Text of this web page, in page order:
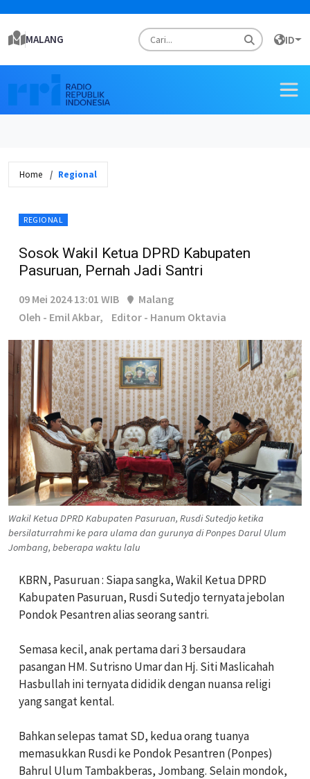
MALANG ID
Home Regional
REGIONAL
Sosok Wakil Ketua DPRD Kabupaten
Pasuruan, Pernah Jadi Santri
09 Mei 2024 13:01 WIB
Malang
Oleh - Emil Akbar,
Editor - Hanum Oktavia
Wakil Ketua DPRD Kabupaten Pasuruan, Rusdi Sutedjo ketika
bersilaturrahmi ke para ulama dan gurunya di Ponpes Darul Ulum
Jombang, beberapa waktu lalu
KBRN, Pasuruan : Siapa sangka, Wakil Ketua DPRD
Kabupaten Pasuruan, Rusdi Sutedjo ternyata jebolan
Pondok Pesantren alias seorang santri.
Semasa kecil, anak pertama dari 3 bersaudara
pasangan HM. Sutrisno Umar dan Hj. Siti Maslicahah
Hasbullah ini ternyata dididik dengan nuansa religi
yang sangat kental.
Bahkan selepas tamat SD, kedua orang tuanya
memasukkan Rusdi ke Pondok Pesantren (Ponpes)
Bahrul Ulum Tambakberas, Jombang. Selain mondok,